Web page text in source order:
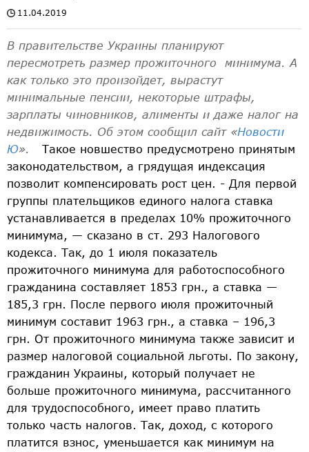
11.04.2019
В правительстве Украины планируют
пересмотреть размер прожиточного минимума. А
как только это произойдет, вырастут
минимальные пенсии, некоторые штрафы,
зарплаты чиновников, алименты и даже налог на
недвижимость. Об этом сообщил сайт «Новости
Ю».
Такое новшество предусмотрено принятым
законодательством, а грядущая индексация
позволит компенсировать рост цен. - Для первой
группы плательщиков единого налога ставка
устанавливается в пределах 10% прожиточного
минимума, — сказано в ст. 293 Налогового
кодекса. Так, до 1 июля показатель
прожиточного минимума для работоспособного
гражданина составляет 1853 грн., а ставка —
185,3 грн. После первого июля прожиточный
минимум составит 1963 грн., а ставка – 196,3
грн. От прожиточного минимума также зависит и
размер налоговой социальной льготы. По закону,
гражданин Украины, который получает не
больше прожиточного минимума, рассчитанного
для трудоспособного, имеет право платить
только часть налогов. Так, доход, с которого
платится взнос, уменьшается как минимум на